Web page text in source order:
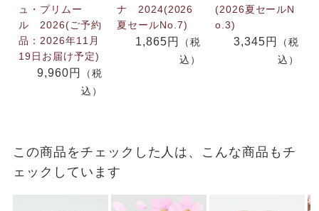
ュ・プリムー
ル 2026(ご予約
品：2026年11月
19日お届け予定)
9,960円
（税
込）
ナ 2024(2026
夏セールNo.7)
1,865円
（税
込）
(2026夏セールN
o.3)
3,345円
（税
込）
この商品をチェックした人は、こんな商品もチ
ェックしています